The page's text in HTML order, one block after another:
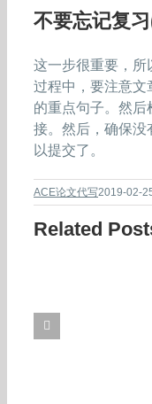
不要忘记复
这一步很重要，所
过程中，要注意文
的重点句子。然
接。然后，确保没
以提交了。
ACE论文代写2019-02-
Related